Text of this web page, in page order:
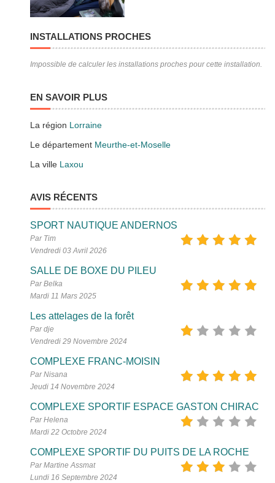
INSTALLATIONS PROCHES
Impossible de calculer les installations proches pour cette installation.
EN SAVOIR PLUS
La région Lorraine
Le département Meurthe-et-Moselle
La ville Laxou
AVIS RÉCENTS
SPORT NAUTIQUE ANDERNOS
Par Tim
Vendredi 03 Avril 2026
SALLE DE BOXE DU PILEU
Par Belka
Mardi 11 Mars 2025
Les attelages de la forêt
Par dje
Vendredi 29 Novembre 2024
COMPLEXE FRANC-MOISIN
Par Nisana
Jeudi 14 Novembre 2024
COMPLEXE SPORTIF ESPACE GASTON CHIRAC
Par Helena
Mardi 22 Octobre 2024
COMPLEXE SPORTIF DU PUITS DE LA ROCHE
Par Martine Assmat
Lundi 16 Septembre 2024